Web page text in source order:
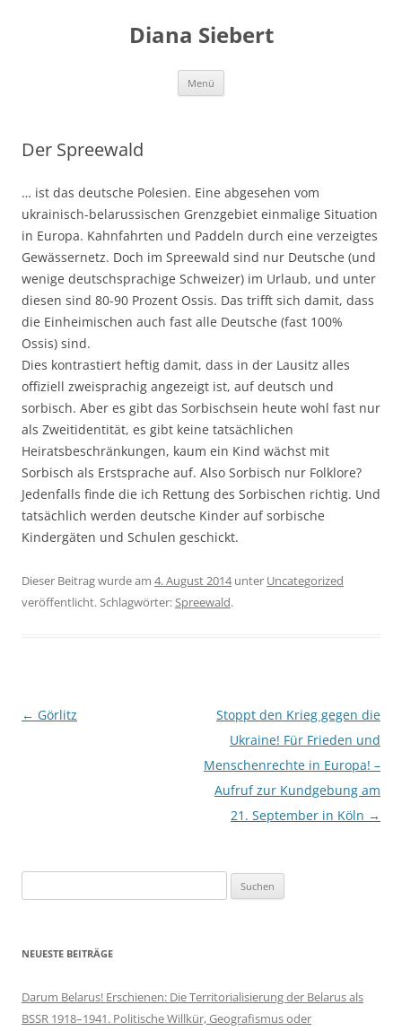
Diana Siebert
Menü
Der Spreewald
… ist das deutsche Polesien. Eine abgesehen vom
ukrainisch-belarussischen Grenzgebiet einmalige Situation
in Europa. Kahnfahrten und Paddeln durch eine verzeigtes
Gewässernetz. Doch im Spreewald sind nur Deutsche (und
wenige deutschsprachige Schweizer) im Urlaub, und unter
diesen sind 80-90 Prozent Ossis. Das trifft sich damit, dass
die Einheimischen auch fast alle Deutsche (fast 100%
Ossis) sind.
Dies kontrastiert heftig damit, dass in der Lausitz alles
offiziell zweisprachig angezeigt ist, auf deutsch und
sorbisch. Aber es gibt das Sorbischsein heute wohl fast nur
als Zweitidentität, es gibt keine tatsächlichen
Heiratsbeschränkungen, kaum ein Kind wächst mit
Sorbisch als Erstsprache auf. Also Sorbisch nur Folklore?
Jedenfalls finde die ich Rettung des Sorbischen richtig. Und
tatsächlich werden deutsche Kinder auf sorbische
Kindergäten und Schulen geschickt.
Dieser Beitrag wurde am 4. August 2014unter Uncategorized
veröffentlicht. Schlagwörter:Spreewald.
Beitragsnavigation
← Görlitz
Stoppt den Krieg gegen die
Ukraine! Für Frieden und
Menschenrechte in Europa! –
Aufruf zur Kundgebung am
21. September in Köln →
nach:
NEUESTE BEITRÄGE
Darum Belarus! Erschienen: Die Territorialisierung der Belarus als
BSSR 1918–1941. Politische Willkür, Geografismus oder